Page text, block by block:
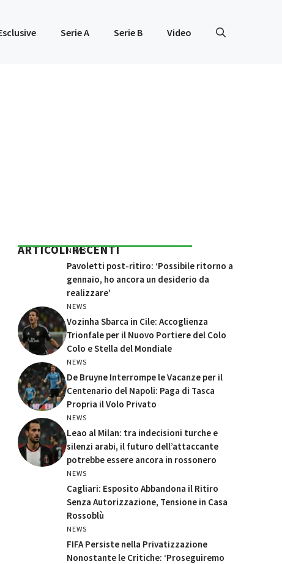
Serie A Serie B Video
ARTICOLI RECENTI
NEWS
Pavoletti post-ritiro: ‘Possibile ritorno a
gennaio, ho ancora un desiderio da
realizzare’
NEWS
Vozinha Sbarca in Cile: Accoglienza
Trionfale per il Nuovo Portiere del Colo
Colo e Stella del Mondiale
NEWS
De Bruyne Interrompe le Vacanze per il
Centenario del Napoli: Paga di Tasca
Propria il Volo Privato
NEWS
Leao al Milan: tra indecisioni turche e
silenzi arabi, il futuro dell’attaccante
potrebbe essere ancora in rossonero
NEWS
Cagliari: Esposito Abbandona il Ritiro
Senza Autorizzazione, Tensione in Casa
Rossoblù
NEWS
FIFA Persiste nella Privatizzazione
Nonostante le Critiche: ‘Proseguiremo